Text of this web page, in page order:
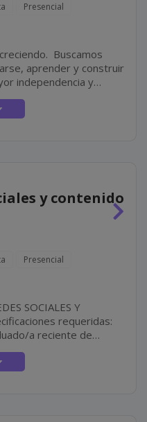
Presencial
Buscamos
aprender y construir
independencia y
y contenido
Presencial
SOCIALES Y
a reciente de
Diseño, Marketing o